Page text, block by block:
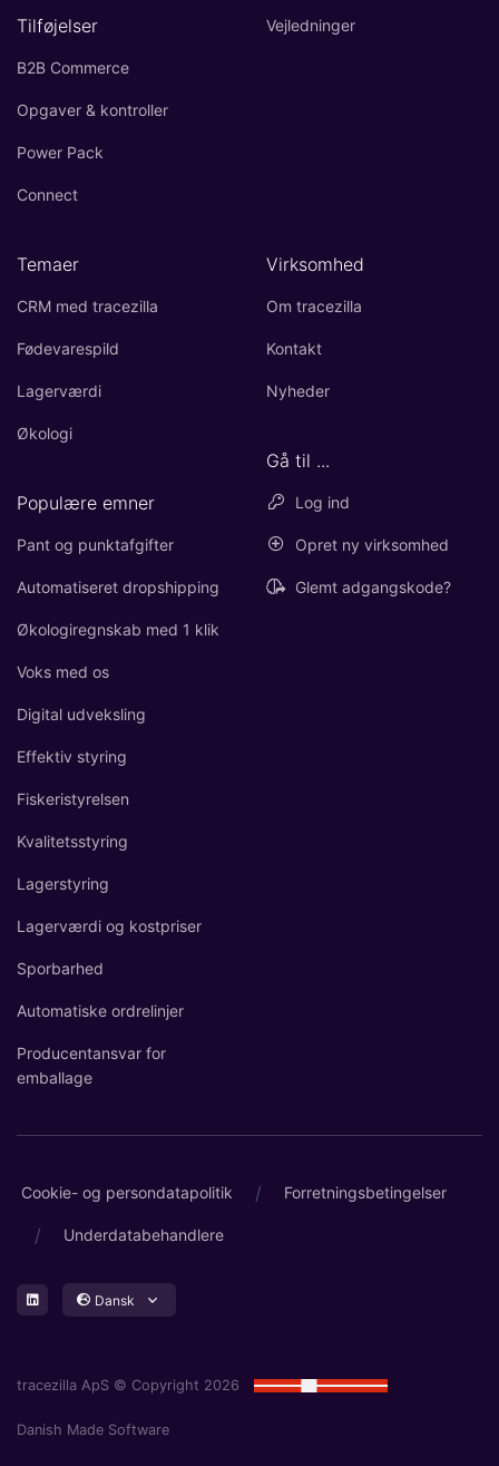
Tilføjelser
B2B Commerce
Opgaver & kontroller
Power Pack
Connect
Vejledninger
Temaer
CRM med tracezilla
Fødevarespild
Lagerværdi
Økologi
Populære emner
Pant og punktafgifter
Automatiseret dropshipping
Økologiregnskab med 1 klik
Voks med os
Digital udveksling
Effektiv styring
Fiskeristyrelsen
Kvalitetsstyring
Lagerstyring
Lagerværdi og kostpriser
Sporbarhed
Automatiske ordrelinjer
Producentansvar for
emballage
Virksomhed
Om tracezilla
Kontakt
Nyheder
Gå til ...
Log ind
Opret ny virksomhed
Glemt adgangskode?
Cookie- og persondatapolitik / Forretningsbetingelser
/ Underdatabehandlere
Dansk
tracezilla ApS © Copyright 2026
Danish Made Software